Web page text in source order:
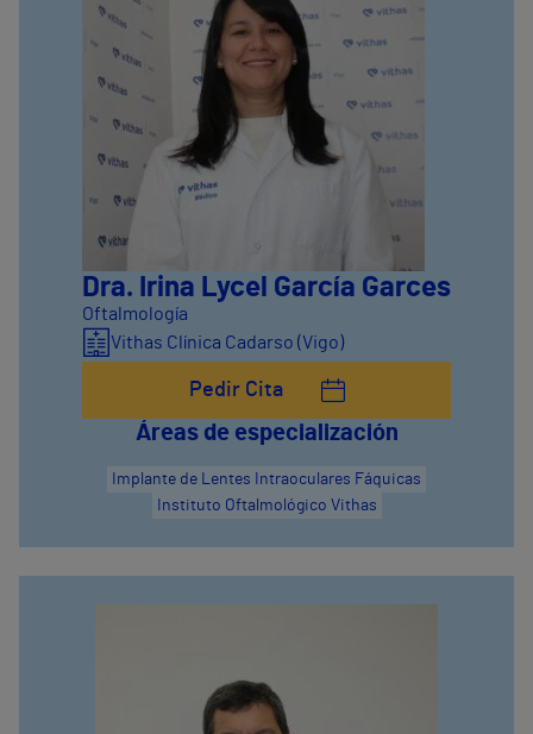
Dra. Irina Lycel García Garces
Oftalmología
Vithas Clínica Cadarso (Vigo)
Pedir Cita
Áreas de especialización
Instituto Oftalmológico Vithas
Implante de Lentes Intraoculares Fáquicas